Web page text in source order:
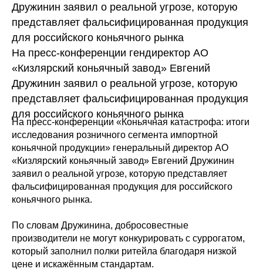
Дружинин заявил о реальной угрозе, которую
представляет фальсифицированная продукция
для российского коньячного рынка
На пресс-конференции гендиректор АО
«Кизлярский коньячный завод» Евгений
Дружинин заявил о реальной угрозе, которую
представляет фальсифицированная продукция
для российского коньячного рынка
На пресс-конференции «Коньячная катастрофа: итоги
исследования розничного сегмента импортной
коньячной продукции» генеральный директор АО
«Кизлярский коньячный завод» Евгений Дружинин
заявил о реальной угрозе, которую представляет
фальсифицированная продукция для российского
коньячного рынка.
По словам Дружинина, добросовестные
производители не могут конкурировать с суррогатом,
который заполнил полки ритейла благодаря низкой
цене и искажённым стандартам.